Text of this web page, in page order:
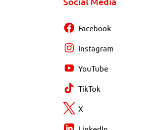
Facebook
Instagram
YouTube
TikTok
X